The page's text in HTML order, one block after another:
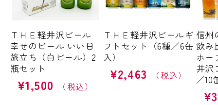
ＴＨＥ軽井沢ビール
幸せのビール いい日
旅立ち（白ビール）2
瓶セット
通
¥1,500
ＴＨＥ軽井沢ビールギ
フトセット（6種／6缶
入）
通
¥2,463
信州
飲み
ホー
井沢
／10
通